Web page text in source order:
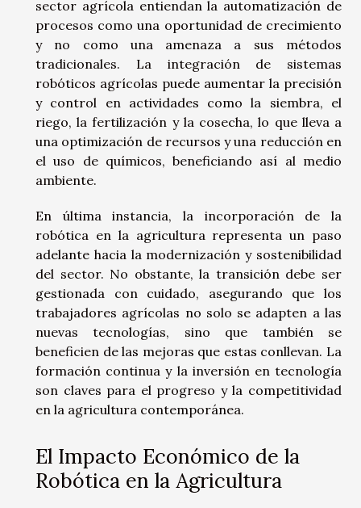
sector agrícola entiendan la automatización de
procesos como una oportunidad de crecimiento
y no como una amenaza a sus métodos
tradicionales. La integración de sistemas
robóticos agrícolas puede aumentar la precisión
y control en actividades como la siembra, el
riego, la fertilización y la cosecha, lo que lleva a
una optimización de recursos y una reducción en
el uso de químicos, beneficiando así al medio
ambiente.
En última instancia, la incorporación de la
robótica en la agricultura representa un paso
adelante hacia la modernización y sostenibilidad
del sector. No obstante, la transición debe ser
gestionada con cuidado, asegurando que los
trabajadores agrícolas no solo se adapten a las
nuevas tecnologías, sino que también se
beneficien de las mejoras que estas conllevan. La
formación continua y la inversión en tecnología
son claves para el progreso y la competitividad
en la agricultura contemporánea.
El Impacto Económico de la
Robótica en la Agricultura